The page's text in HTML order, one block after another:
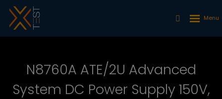
N8760A ATE/2U Advanced
System DC Power Supply 150V,